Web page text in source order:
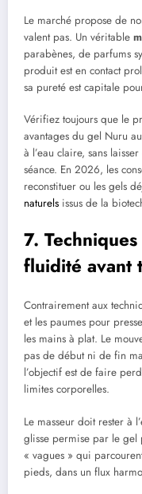
Le marché propose de
valent pas. Un véritable
parabènes, de parfums
produit est en contact
sa pureté est capitale
Vérifiez toujours que le
avantages du gel Nuru
à l’eau claire, sans
séance. En 2026, les
reconstituer ou les gels
naturels issus de la
7.
fluidité avant
Contrairement aux
et les paumes pour
les mains à plat. Le
pas de début ni de fin
l’objectif est de faire
limites corporelles.
Le masseur doit rester à
glisse permise par le gel
« vagues » qui
pieds, dans un flux